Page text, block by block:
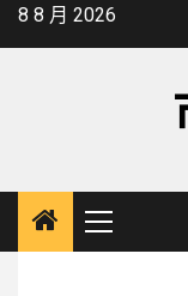
Skip8 8 月 2026
Primary
Menu